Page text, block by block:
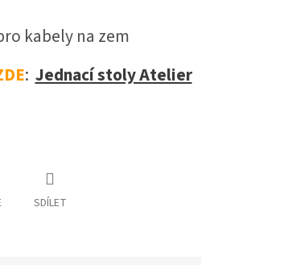
kabely na zem
:Jednací stoly Atelier
SDÍLET